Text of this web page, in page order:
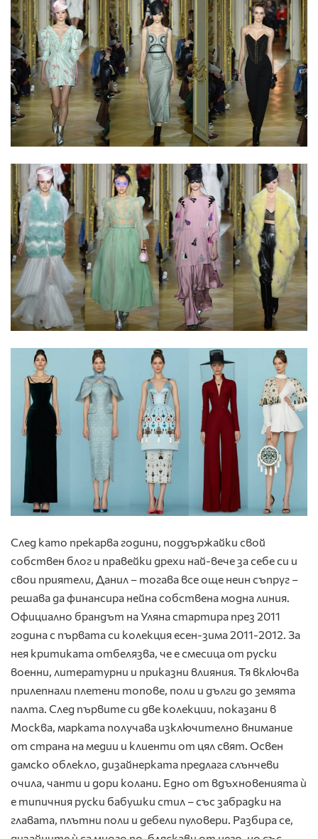
След като прекарва години, поддържайки свой
собствен блог и правейки дрехи най-вече за себе си и
свои приятели, Данил – тогава все още неин съпруг –
решава да финансира нейна собствена модна линия.
Официално брандът на Уляна стартира през 2011
година с първата си колекция есен-зима 2011-2012. За
нея критиката отбелязва, че е смесица от руски
военни, литературни и приказни влияния. Тя включва
прилепнали плетени топове, поли и дълги до земята
палта. След първите си две колекции, показани в
Москва, марката получава изключително внимание
от страна на медии и клиенти от цял свят. Освен
дамско облекло, дизайнерката предлага слънчеви
очила, чанти и дори колани. Едно от вдъхновенията ѝ
е типичния руски бабушки стил – със забрадки на
главата, плътни поли и дебели пуловери. Разбира се,